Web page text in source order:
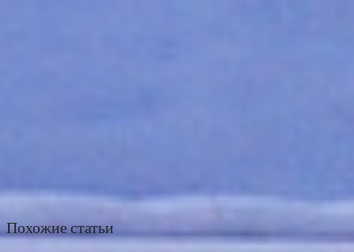
Похожие статьи